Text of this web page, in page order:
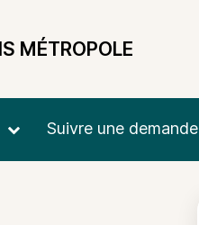
MÉTROPOLE
Suivre une demande